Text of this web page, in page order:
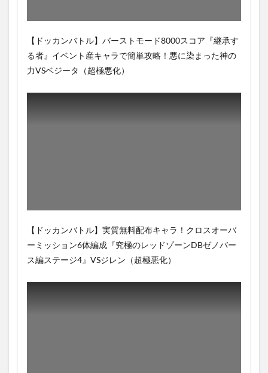
【ドッカンバトル】バーストモード8000スコア『継承す
る者』イベント産キャラで簡単攻略！悪に染まった神の
力VSベジータ（超極悪化）
【ドッカンバトル】実質無料配布キャラ！クロスオーバ
ーミッション6体編成『究極のレッドゾーンDBゼノバー
ス編ステージ4』VSジレン（超極悪化）